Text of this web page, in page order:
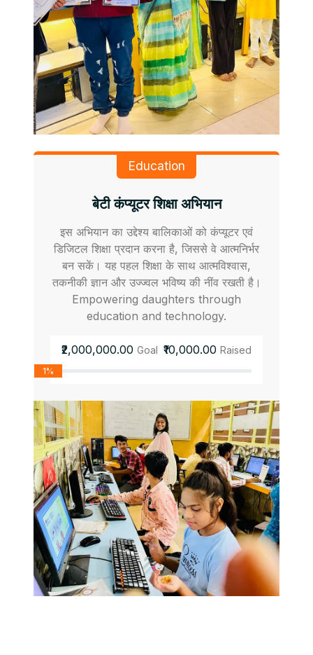
Education
बेटी कंप्यूटर शिक्षा अभियान
इस अभियान का उद्देश्य बालिकाओं को कंप्यूटर एवं
डिजिटल शिक्षा प्रदान करना है, जिससे वे आत्मनिर्भर
बन सकें। यह पहल शिक्षा के साथ आत्मविश्वास,
तकनीकी ज्ञान और उज्ज्वल भविष्य की नींव रखती है।
Empowering daughters through
education and technology.
₹2,000,000.00 Goal ₹10,000.00 Raised
1%